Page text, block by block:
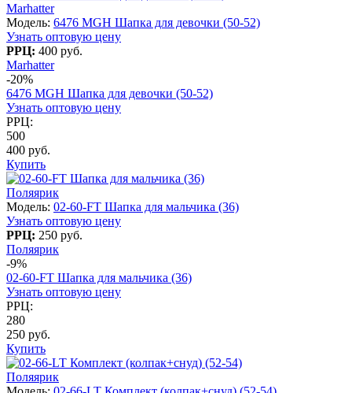
Marhatter
Модель: 6476 MGH Шапка для девочки (50-52)
Узнать оптовую цену
РРЦ: 400 руб.
Marhatter
-20%
6476 MGH Шапка для девочки (50-52)
Узнать оптовую цену
РРЦ:
500
400 руб.
Купить
Поляярик
Модель: 02-60-FT Шапка для мальчика (36)
Узнать оптовую цену
РРЦ: 250 руб.
Поляярик
-9%
02-60-FT Шапка для мальчика (36)
Узнать оптовую цену
РРЦ:
280
250 руб.
Купить
Поляярик